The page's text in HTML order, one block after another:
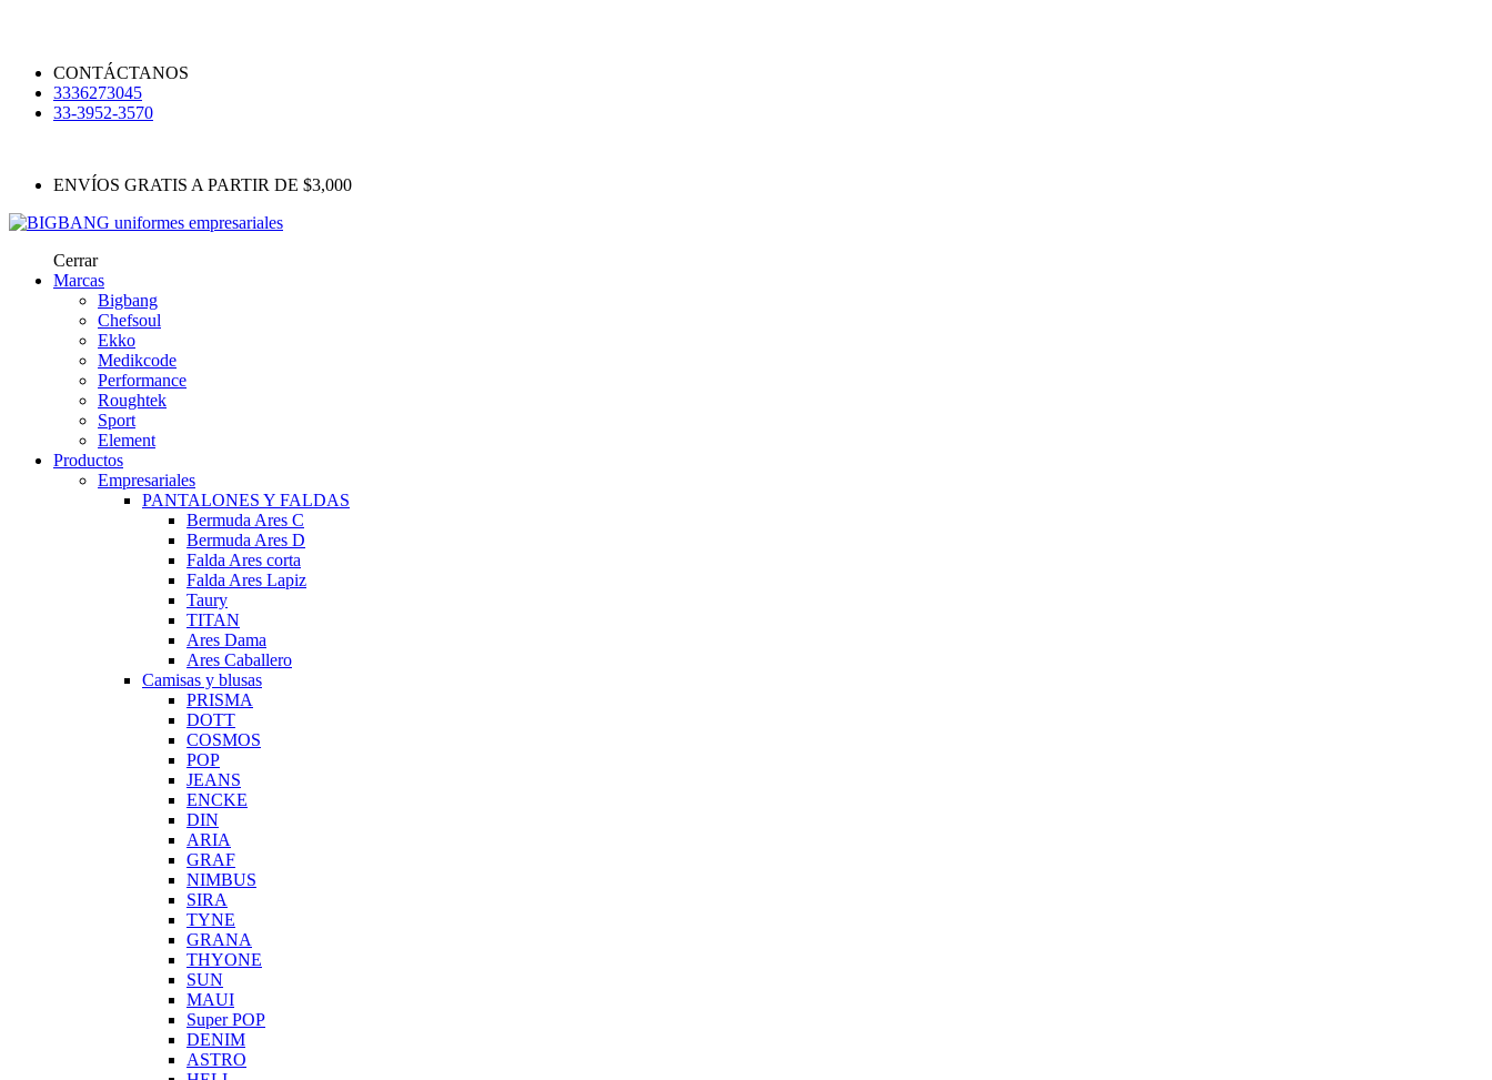
CONTÁCTANOS
3336273045
33-3952-3570
ENVÍOS GRATIS A PARTIR DE $3,000
Cerrar
Marcas
Bigbang
Chefsoul
Ekko
Medikcode
Performance
Roughtek
Sport
Element
Productos
Empresariales
PANTALONES Y FALDAS
Bermuda Ares C
Bermuda Ares D
Falda Ares corta
Falda Ares Lapiz
Taury
TITAN
Ares Dama
Ares Caballero
Camisas y blusas
PRISMA
DOTT
COSMOS
POP
JEANS
ENCKE
DIN
ARIA
GRAF
NIMBUS
SIRA
TYNE
GRANA
THYONE
SUN
MAUI
Super POP
DENIM
ASTRO